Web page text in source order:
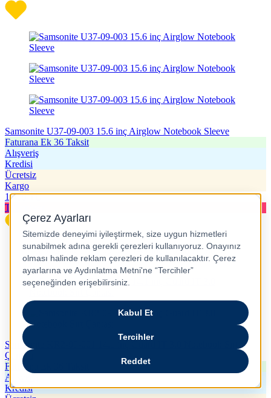
Samsonite U37-09-003 15.6 inç Airglow Notebook Sleeve
Faturana Ek 36 Taksit
Alışveriş
Kredisi
Ücretsiz
Kargo
1.499TL
Tükeniyor
Samsonite KR2-09-001 14.1 inç Guard IT 3.0 Notebook Sırt
Çantası
Faturana Ek 36 Taksit
Alışveriş
Kredisi